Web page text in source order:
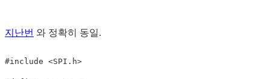
지난번 와 정확히 동일.
#include <SPI.h>